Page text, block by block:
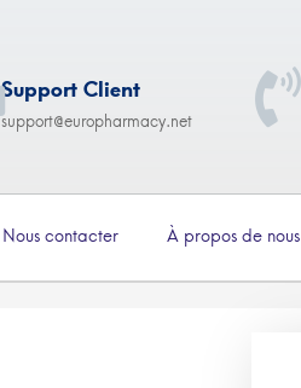
Support Client
support@europharmacy.net
Nous contacter À propos de nous